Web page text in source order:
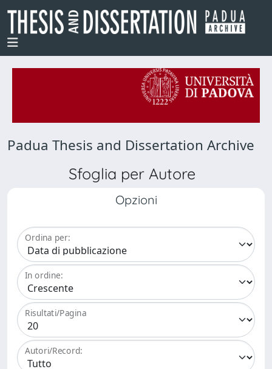
Padua Thesis and Dissertation Archive
Sfoglia per Autore
Opzioni
Ordina per:
In ordine:
Risultati/Pagina
Autori/Record: